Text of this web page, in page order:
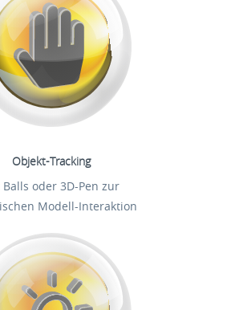
Objekt-Tracking
oder 3D-Pen zur
Modell-Interaktion